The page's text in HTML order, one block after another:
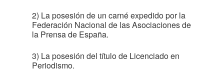
2) La posesión de un carné expedido por la
Federación Nacional de las Asociaciones de
la Prensa de España.
3) La posesión del título de Licenciado en
Periodismo.